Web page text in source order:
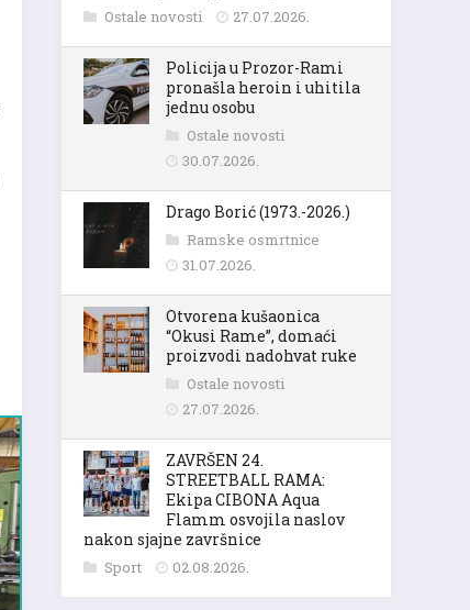
Ostale novosti 27.07.2026.
Policija u Prozor-Rami
pronašla heroin i uhitila
jednu osobu
Ostale novosti
30.07.2026.
Drago Borić (1973.-2026.)
Ramske osmrtnice
31.07.2026.
Otvorena kušaonica
“Okusi Rame”, domaći
proizvodi nadohvat ruke
Ostale novosti
27.07.2026.
ZAVRŠEN 24.
STREETBALL RAMA:
Ekipa CIBONA Aqua
Flamm osvojila naslov
nakon sjajne završnice
Sport 02.08.2026.